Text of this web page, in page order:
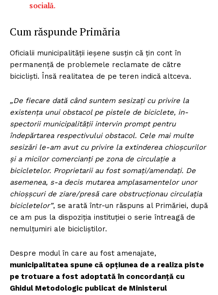
socială.
Cum răspunde Primăria
Oficialii municipalităţii ieșene susţin că țin cont în
permanență de problemele re­cla­mate de către
bicicliști. Însă realitatea de pe teren indică altceva.
„De fiecare dată când suntem sesizați cu privire la
existența unui obstacol pe pistele de biciclete, in­
spectorii municipalității intervin prompt pentru
îndepărtarea respectivului obstacol. Cele mai multe
sesizări le-am avut cu privire la extinderea chioșcurilor
și a micilor comercianți pe zona de circulație a
bicicletelor. Proprietarii au fost somați/amendați. De
asemenea, s-a decis mutarea amplasamentelor unor
chioşșcuri de ziare/presă care obstrucționau circulația
bicicletelor”, se arată într-un răspuns al Primăriei, după
ce am pus la dispoziţia instituției o serie întreagă de
nemulțumiri ale bicicliştilor.
Despre mo­dul în care au fost amenajate,
municipalitatea spune că opțiunea de a realiza piste
pe trotuare a fost adoptată în concordanță cu
Ghidul Metodologic publicat de Ministerul